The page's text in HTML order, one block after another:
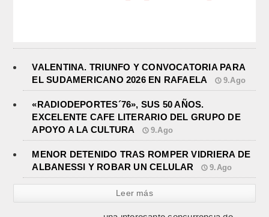
VALENTINA. TRIUNFO Y CONVOCATORIA PARA
EL SUDAMERICANO 2026 EN RAFAELA
9.Ago
«RADIODEPORTES´76», SUS 50 AÑOS.
EXCELENTE CAFE LITERARIO DEL GRUPO DE
APOYO A LA CULTURA
9.Ago
MENOR DETENIDO TRAS ROMPER VIDRIERA DE
ALBANESSI Y ROBAR UN CELULAR
9.Ago
Leer más